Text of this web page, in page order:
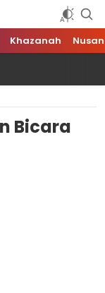
Khazanah
Bicara